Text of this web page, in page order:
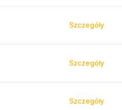
Szczegóły
Szczegóły
Szczegóły